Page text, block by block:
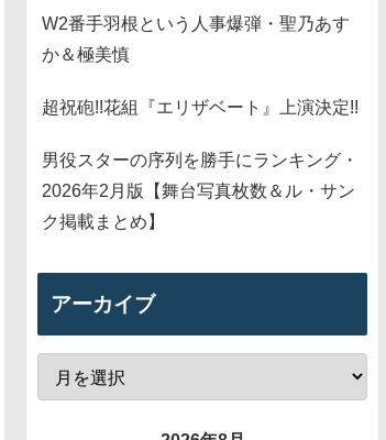
W2番手羽根という人事爆弾・聖乃あす
か＆極美慎
超祝砲!!花組『エリザベート』上演決定!!
男役スターの序列を勝手にランキング・
2026年2月版【舞台写真枚数＆ル・サン
ク掲載まとめ】
アーカイブ